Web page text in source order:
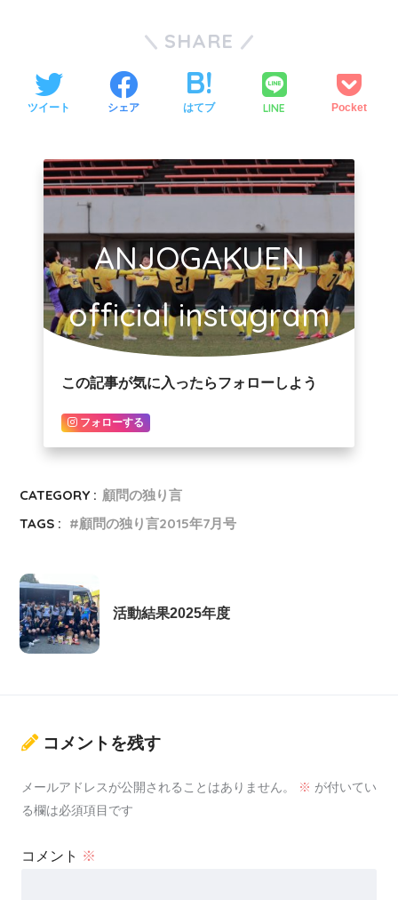
SHARE
ツイート シェア はてブ LINE Pocket
ANJOGAKUEN
official instagram
この記事が気に入ったらフォローしよう
フォローする
CATEGORY : 顧問の独り言
TAGS :
顧問の独り言2015年7月号
活動結果2025年度
コメントを残す
メールアドレスが公開されることはありません。 ※ が付いてい
る欄は必須項目です
コメント ※